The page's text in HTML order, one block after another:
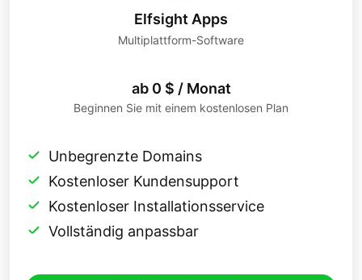
Elfsight Apps
Multiplattform-Software
ab 0 $ / Monat
Beginnen Sie mit einem kostenlosen Plan
Unbegrenzte Domains
Kostenloser Kundensupport
Kostenloser Installationsservice
Vollständig anpassbar